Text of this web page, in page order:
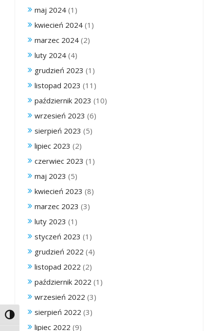
Toggle High Contrast
maj 2024 (1)
kwiecień 2024 (1)
marzec 2024 (2)
luty 2024 (4)
grudzień 2023 (1)
listopad 2023 (11)
październik 2023 (10)
wrzesień 2023 (6)
sierpień 2023 (5)
lipiec 2023 (2)
czerwiec 2023 (1)
maj 2023 (5)
kwiecień 2023 (8)
marzec 2023 (3)
luty 2023 (1)
styczeń 2023 (1)
grudzień 2022 (4)
listopad 2022 (2)
październik 2022 (1)
wrzesień 2022 (3)
sierpień 2022 (3)
lipiec 2022 (9)